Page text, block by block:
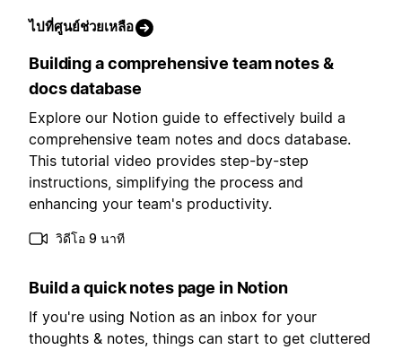
ไปที่ศูนย์ช่วยเหลือ
Building a comprehensive team notes &
docs database
Explore our Notion guide to effectively build a
comprehensive team notes and docs database.
This tutorial video provides step-by-step
instructions, simplifying the process and
enhancing your team's productivity.
วิดีโอ 9 นาที
Build a quick notes page in Notion
If you're using Notion as an inbox for your
thoughts & notes, things can start to get cluttered